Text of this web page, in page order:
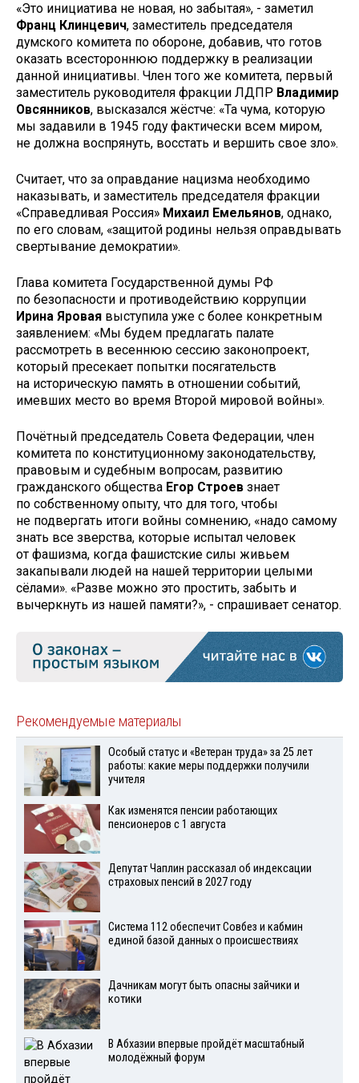
«Это инициатива не новая, но забытая», - заметил
Франц Клинцевич, заместитель председателя
думского комитета по обороне, добавив, что готов
оказать всестороннюю поддержку в реализации
данной инициативы. Член того же комитета, первый
заместитель руководителя фракции ЛДПР Владимир
Овсянников, высказался жёстче: «Та чума, которую
мы задавили в 1945 году фактически всем миром,
не должна воспрянуть, восстать и вершить свое зло».
Считает, что за оправдание нацизма необходимо
наказывать, и заместитель председателя фракции
«Справедливая Россия» Михаил Емельянов, однако,
по его словам, «защитой родины нельзя оправдывать
свертывание демократии».
Глава комитета Государственной думы РФ
по безопасности и противодействию коррупции
Ирина Яровая выступила уже с более конкретным
заявлением: «Мы будем предлагать палате
рассмотреть в весеннюю сессию законопроект,
который пресекает попытки посягательств
на историческую память в отношении событий,
имевших место во время Второй мировой войны».
Почётный председатель Совета Федерации, член
комитета по конституционному законодательству,
правовым и судебным вопросам, развитию
гражданского общества Егор Строев знает
по собственному опыту, что для того, чтобы
не подвергать итоги войны сомнению, «надо самому
знать все зверства, которые испытал человек
от фашизма, когда фашистские силы живьем
закапывали людей на нашей территории целыми
сёлами». «Разве можно это простить, забыть и
вычеркнуть из нашей памяти?», - спрашивает сенатор.
Рекомендуемые материалы
Особый статус и «Ветеран труда» за 25 лет
работы: какие меры поддержки получили
учителя
Как изменятся пенсии работающих
пенсионеров с 1 августа
Депутат Чаплин рассказал об индексации
страховых пенсий в 2027 году
Система 112 обеспечит Совбез и кабмин
единой базой данных о происшествиях
Дачникам могут быть опасны зайчики и
котики
В Абхазии впервые пройдёт масштабный
молодёжный форум